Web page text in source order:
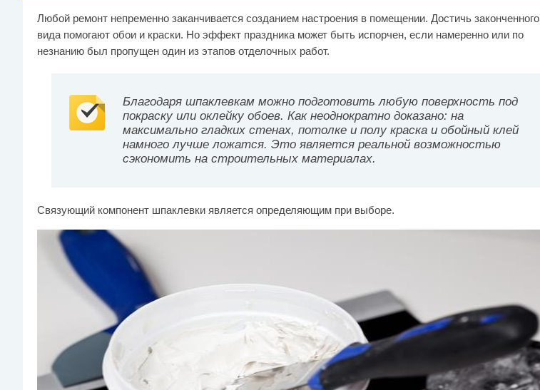
Любой ремонт непременно заканчивается созданием настроения в помещении. Достичь законченного
вида помогают обои и краски. Но эффект праздника может быть испорчен, если намеренно или по
незнанию был пропущен один из этапов отделочных работ.
Благодаря шпаклевкам можно подготовить любую поверхность под
покраску или оклейку обоев. Как неоднократно доказано: на
максимально гладких стенах, потолке и полу краска и обойный клей
намного лучше ложатся. Это является реальной возможностью
сэкономить на строительных материалах.
Связующий компонент шпаклевки является определяющим при выборе.